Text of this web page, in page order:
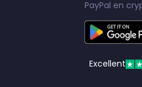
PayPal en
Excellent